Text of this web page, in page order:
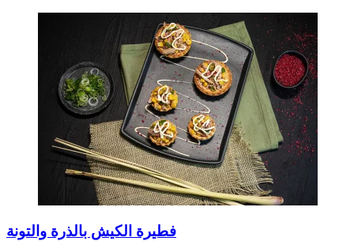
فطيرة الكيش بالذرة والتونة